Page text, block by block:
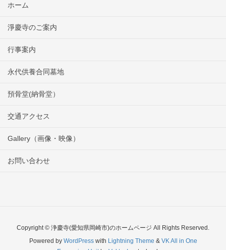
ホーム
淨慶寺のご案内
行事案内
永代供養合同墓地
預骨堂(納骨堂）
交通アクセス
Gallery（画像・映像）
お問い合わせ
Copyright © 浄慶寺(愛知県岡崎市)のホームページ All Rights Reserved.
Powered by WordPresswith Lightning Theme & VK All in One